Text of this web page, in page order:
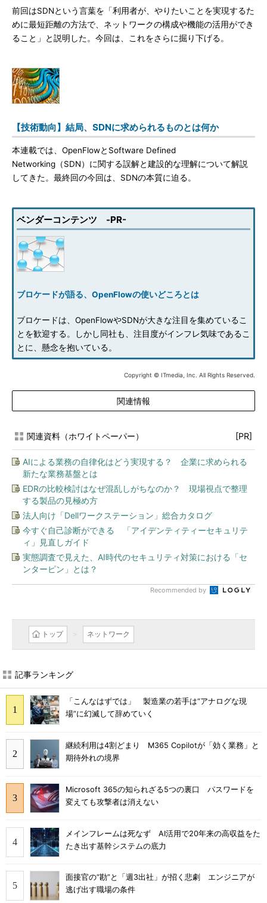
前回はSDNという言葉を「利用者が、やりたいことを実現するた
めに最短距離の方法で、ネットワークの構成や機能の活用ができ
ること」と説明した。今回は、これをさらに掘り下げる。
【技術動向】結局、SDNに求められるものとは何か
本連載では、OpenFlowとSoftware Defined
Networking（SDN）に関する誤解と建設的な理解について解説
してきた。最終回の今回は、SDNの本質に迫る。
ベンダーコンテンツ -PR-
ブロケードが語る、OpenFlowの使いどころとは
ブロケードは、OpenFlowやSDNが大きな注目を集めているこ
とを歓迎する。しかし同社も、注目度がインフレ気味であるこ
とに、懸念を抱いている。
Copyright © ITmedia, Inc. All Rights Reserved.
関連情報
関連資料（ホワイトペーパー） [PR]
AIによる業務の自律化はどう実現する？ 企業に求められる
新たな業務基盤とは
EDRの比較検討はなぜ混乱しがちなのか？ 現場視点で整理
する製品の見極め方
法人向け「Dellワークステーション」総合カタログ
今すぐ自己診断ができる 「アイデンティティーセキュリテ
ィ」見直しガイド
実態調査で見えた、AI時代のセキュリティ対策における「セ
ンターピン」とは？
Recommended by
トップ ネットワーク
記事ランキング
「こんなはずでは」 製造業の若手は“アナログな現
場”に幻滅して辞めていく
継続利用は4割どまり M365 Copilotが「効く業務」と
期待外れの境界
Microsoft 365の知られざる5つの裏口 パスワードを
変えても攻撃者は消えない
メインフレームは死なず AI活用で20年来の高収益をた
たき出す基幹システムの底力
面接官の“勘”と「週3出社」が招く悲劇 エンジニアが
逃げ出す職場の条件